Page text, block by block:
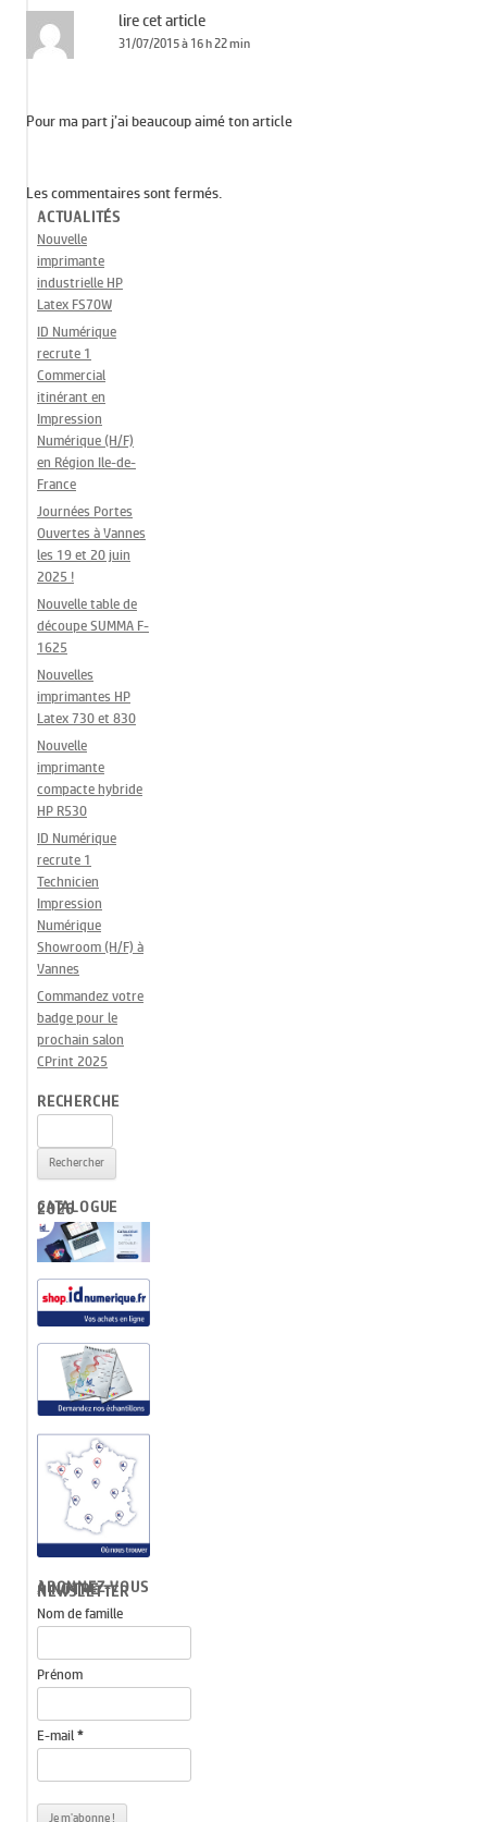
lire cet article
31/07/2015 à 16 h 22 min
Pour ma part j’ai beaucoup aimé ton article
Les commentaires sont fermés.
ACTUALITÉS
Nouvelle
imprimante
industrielle HP
Latex FS70W
ID Numérique
recrute 1
Commercial
itinérant en
Impression
Numérique (H/F)
en Région Ile-de-
France
Journées Portes
Ouvertes à Vannes
les 19 et 20 juin
2025 !
Nouvelle table de
découpe SUMMA F-
1625
Nouvelles
imprimantes HP
Latex 730 et 830
Nouvelle
imprimante
compacte hybride
HP R530
ID Numérique
recrute 1
Technicien
Impression
Numérique
Showroom (H/F) à
Vannes
Commandez votre
badge pour le
prochain salon
CPrint 2025
RECHERCHE
CATALOGUE 2026
ABONNEZ-VOUS À NOTRE NEWSLETTER
Nom de famille
Prénom
E-mail*